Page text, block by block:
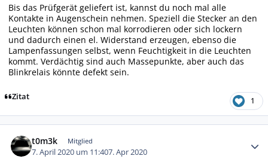
Bis das Prüfgerät geliefert ist, kannst du noch mal alle
Kontakte in Augenschein nehmen. Speziell die Stecker an den
Leuchten können schon mal korrodieren oder sich lockern
und dadurch einen el. Widerstand erzeugen, ebenso die
Lampenfassungen selbst, wenn Feuchtigkeit in die Leuchten
kommt. Verdächtig sind auch Massepunkte, aber auch das
Blinkrelais könnte defekt sein.
Zitat 1
t0m3k Mitglied
7. April 2020 um 11:407. Apr 2020